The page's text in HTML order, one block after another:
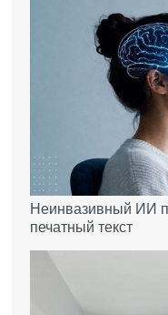
Неинвазивный ИИ
печатный текст